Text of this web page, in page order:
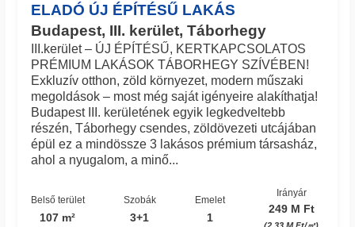
ELADÓ ÚJ ÉPÍTÉSŰ LAKÁS
Budapest, III. kerület, Táborhegy
III.kerület – ÚJ ÉPÍTÉSŰ, KERTKAPCSOLATOS
PRÉMIUM LAKÁSOK TÁBORHEGY SZÍVÉBEN!
Exkluzív otthon, zöld környezet, modern műszaki
megoldások – most még saját igényeire alakíthatja!
Budapest III. kerületének egyik legkedveltebb
részén, Táborhegy csendes, zöldövezeti utcájában
épül ez a mindössze 3 lakásos prémium társasház,
ahol a nyugalom, a minő...
Belső terület
107 m²
Szobák
3+1
Emelet
1
Irányár
249 M Ft